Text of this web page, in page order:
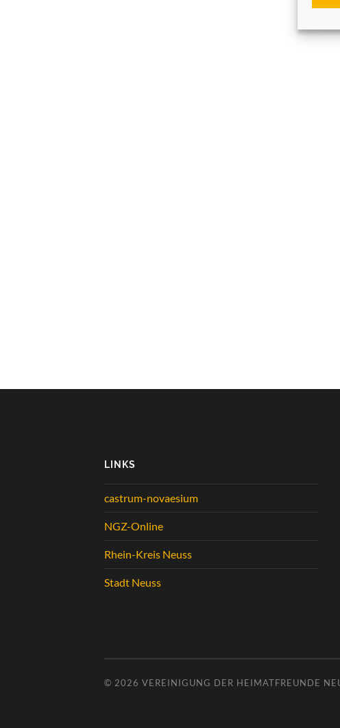
LINKS
castrum-novaesium
NGZ-Online
Rhein-Kreis Neuss
Stadt Neuss
© 2026 VEREINIGUNG DER HEIMATFREUNDE